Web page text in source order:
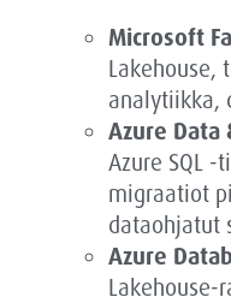
Microsoft
Lakehouse,
analytiikka,
Azure Data
Azure SQL -
migraatiot
dataohjatut
Azure
Lakehouse-